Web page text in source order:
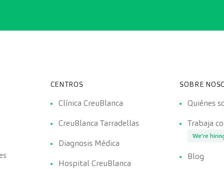
CENTROS
Clínica CreuBlanca
CreuBlanca Tarradellas
Diagnosis Médica
Hospital CreuBlanca
SOBRE
Quiénes
Trabaja
We're
Blog